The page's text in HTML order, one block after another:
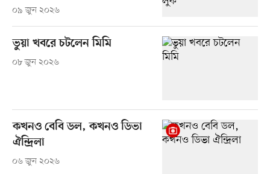
০৯ জুন ২০২৬
ভুয়া খবরে চটলেন মিমি
০৮ জুন ২০২৬
কখনও বেবি ডল, কখনও ডিভা
ঐন্দ্রিলা
০৬ জুন ২০২৬